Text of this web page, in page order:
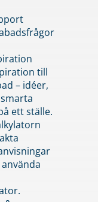
till
– idéer,
ett ställe.